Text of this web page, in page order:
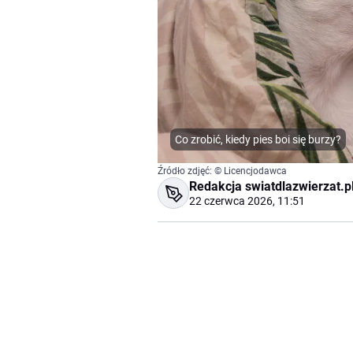
Co zrobić, kiedy pies boi się burzy?
Źródło zdjęć: © Licencjodawca
Redakcja
22 czerwca 2026, 11:51